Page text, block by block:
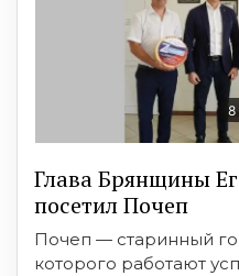
8
Глава Брянщины
посетил Почеп
Почеп — старинный
которого работают